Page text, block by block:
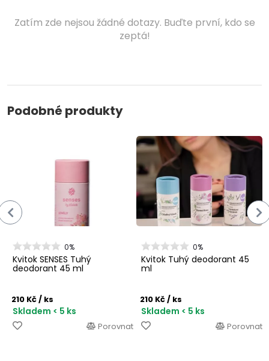
Zatím zde nejsou žádné dotazy. Buďte první, kdo se
zeptá!
Podobné produkty
0%
Kvitok SENSES Tuhý
deodorant 45 ml
210 Kč/ ks
Skladem < 5 ks
Porovnat
0%
Kvitok Tuhý deodorant 45
ml
210 Kč/ ks
Skladem < 5 ks
Porovnat